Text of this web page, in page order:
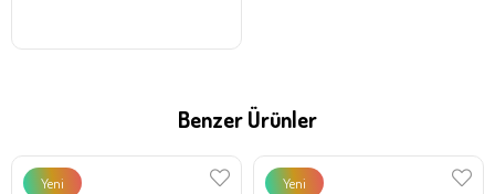
Benzer Ürünler
Yeni
Yeni